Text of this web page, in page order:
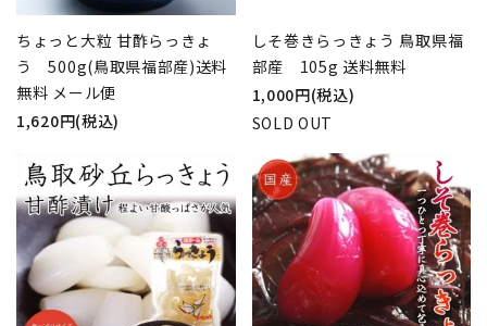
ちょっと大粒 甘酢らっきょ
う 500g(鳥取県福部産)送料
無料 メール便
1,620円(税込)
しそ巻きらっきょう 鳥取県福
部産 105g 送料無料
1,000円(税込)
SOLD OUT